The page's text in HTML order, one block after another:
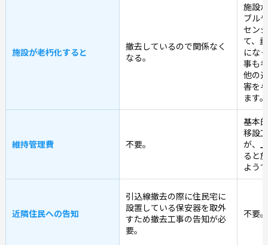
施設が老朽化すると
撤去しているので関係なく
なる。
施設
ブル
セン
て、
にな
事も
他の
害を
ます。
維持管理費 不要。
基本
移設
が、
ると
よう
近隣住民への告知
引込線撤去の際に住民宅に
設置している保安器を取外
すため撤去工事の告知が必
要。
不要。